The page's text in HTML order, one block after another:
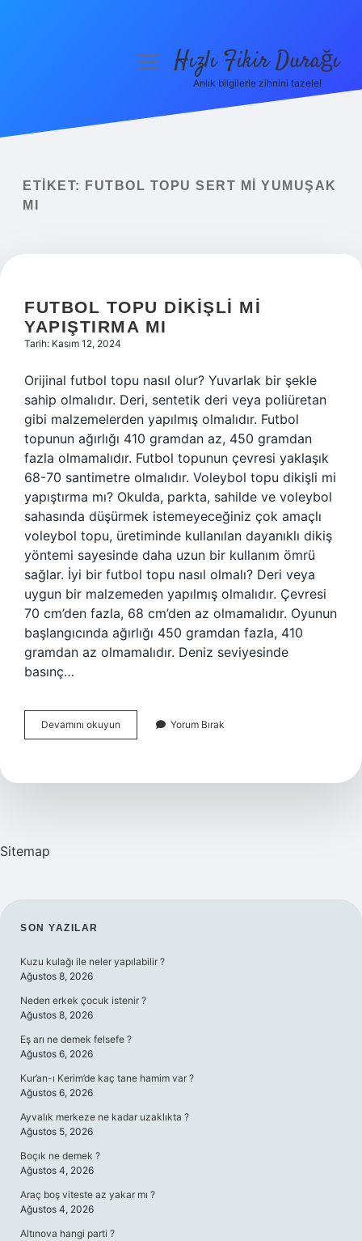
Yasal Uyarı
menüyüHızlı Fikir Durağı
Anlık bilgilerle zihnini tazele!
ETIKET:
FUTBOL TOPU SERT MI YUMUŞAK
MI
FUTBOL TOPU DIKIŞLI MI
YAPIŞTIRMA MI
Tarih: Kasım 12, 2024
Orijinal futbol topu nasıl olur? Yuvarlak bir şekle
sahip olmalıdır. Deri, sentetik deri veya poliüretan
gibi malzemelerden yapılmış olmalıdır. Futbol
topunun ağırlığı 410 gramdan az, 450 gramdan
fazla olmamalıdır. Futbol topunun çevresi yaklaşık
68-70 santimetre olmalıdır. Voleybol topu dikişli mi
yapıştırma mı? Okulda, parkta, sahilde ve voleybol
sahasında düşürmek istemeyeceğiniz çok amaçlı
voleybol topu, üretiminde kullanılan dayanıklı dikiş
yöntemi sayesinde daha uzun bir kullanım ömrü
sağlar. İyi bir futbol topu nasıl olmalı? Deri veya
uygun bir malzemeden yapılmış olmalıdır. Çevresi
70 cm’den fazla, 68 cm’den az olmamalıdır. Oyunun
başlangıcında ağırlığı 450 gramdan fazla, 410
gramdan az olmamalıdır. Deniz seviyesinde
basınç…
Devamını okuyun
Topu
Yapıştırma
Yorum Bırak
Sitemap
SIDEBAR
SON YAZILAR
Kuzu kulağı ile neler yapılabilir ?
Ağustos 8, 2026
Neden erkek çocuk istenir ?
Ağustos 8, 2026
Eş arı ne demek felsefe ?
Ağustos 6, 2026
Kur’an-ı Kerim’de kaç tane hamim var ?
Ağustos 6, 2026
Ayvalık merkeze ne kadar uzaklıkta ?
Ağustos 5, 2026
Boçık ne demek ?
Ağustos 4, 2026
Araç boş viteste az yakar mı ?
Ağustos 4, 2026
Altınova hangi parti ?